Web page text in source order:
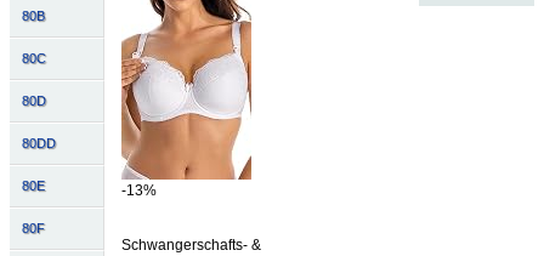
80B
80C
80D
80DD
80E
80F
-13%
Schwangerschafts- &